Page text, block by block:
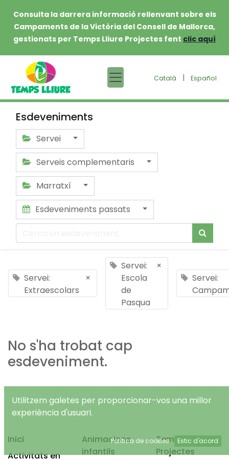
Consulta la darrera informació rellenvant sobre els
Campaments de la Victòria del Consell de Mallorca,
gestionats per Temps Lliure Projectes fent clic aquí
Català | Español
Esdeveniments
Servei
Serveis complementaris
Marratxí
Esdeveniments passats
Servei:
Extraescolars
×
Servei:
Escola
de
Pasqua
×
Servei:
No s'ha trobat cap
esdeveniment.
Inici
Activitats en
Animacions
infantils
Temps Lliure
Projectes
Utilitzem galetes per proporcionar-vos una millor
experiència d'usuari.
Política de cookies Estic d'acord